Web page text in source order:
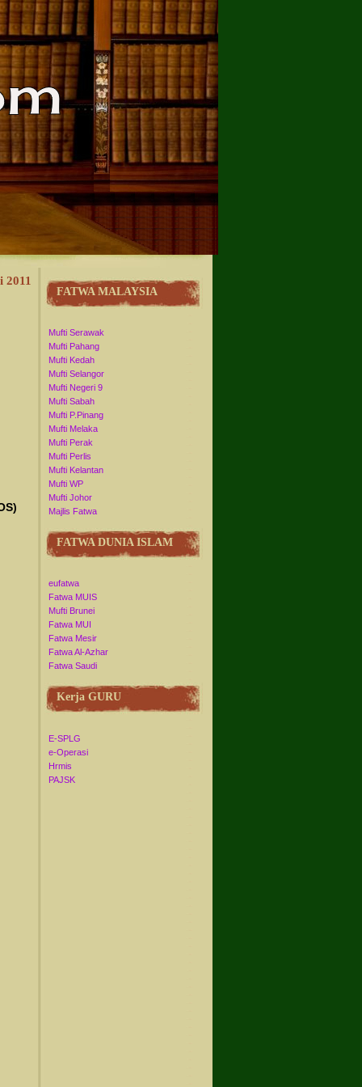
2011
FATWA MALAYSIA
Mufti Serawak
Mufti Pahang
Mufti Kedah
Mufti Selangor
Mufti Negeri 9
Mufti Sabah
Mufti P.Pinang
Mufti Melaka
Mufti Perak
Mufti Perlis
Mufti Kelantan
Mufti WP
Mufti Johor
Majlis Fatwa
FATWA DUNIA ISLAM
eufatwa
Fatwa MUIS
Mufti Brunei
Fatwa MUI
Fatwa Mesir
Fatwa Al-Azhar
Fatwa Saudi
Kerja GURU
E-SPLG
e-Operasi
Hrmis
PAJSK